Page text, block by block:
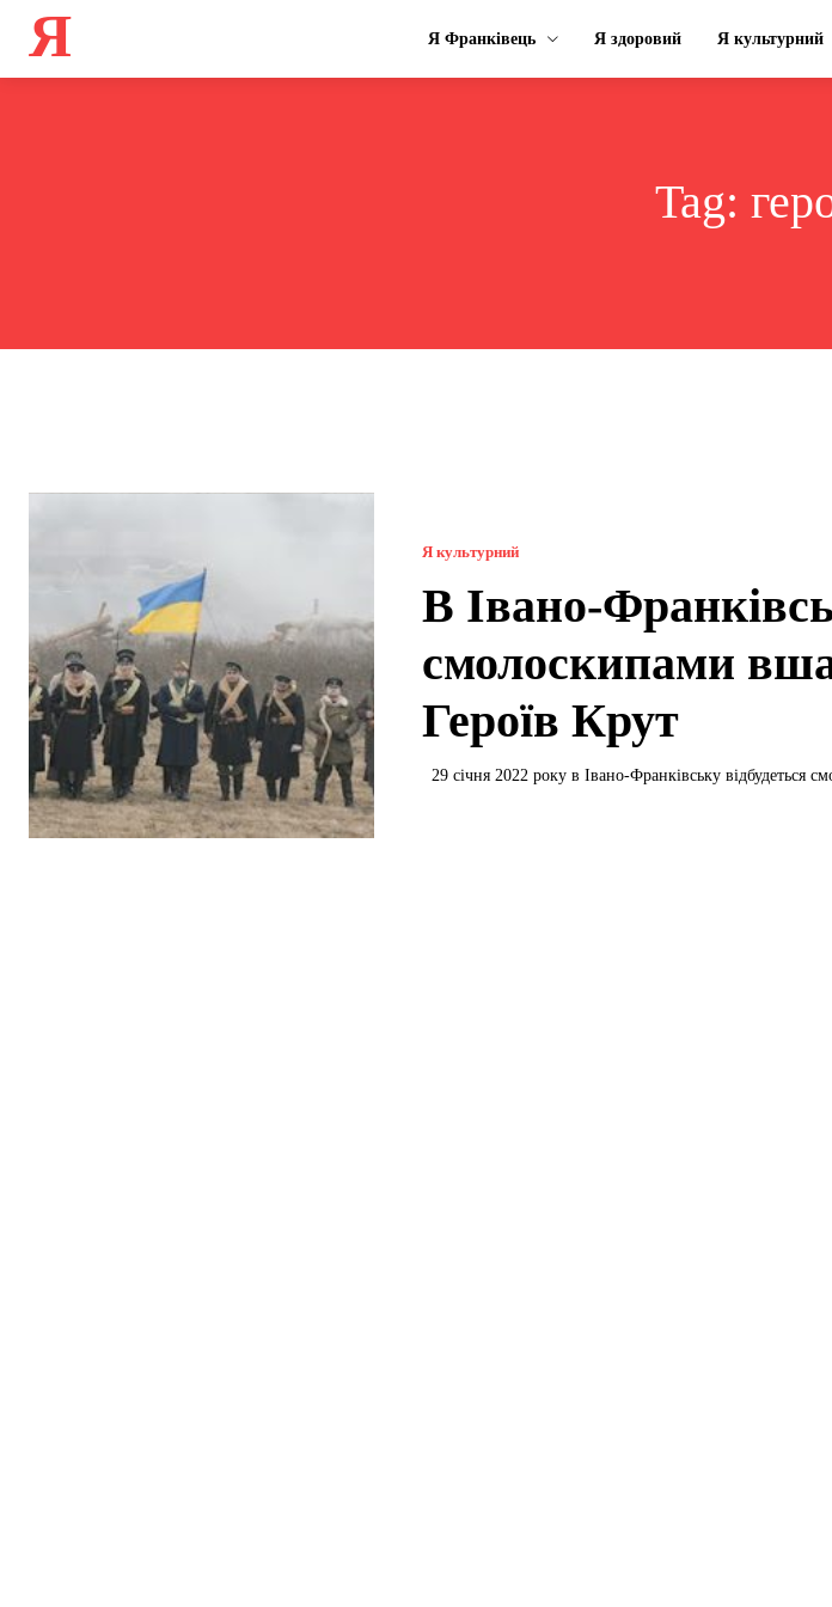
Я Я Франківець Я здоровий Я культурний
Tag:
Я культурний
В Івано-
смолоскипами
Героїв Крут
29 січня 2022 року в Івано-Франківську відбудеться